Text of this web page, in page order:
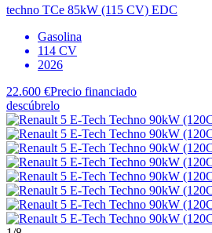
techno TCe 85kW (115 CV) EDC
Gasolina
114 CV
2026
22.600 €Precio financiado
descúbrelo